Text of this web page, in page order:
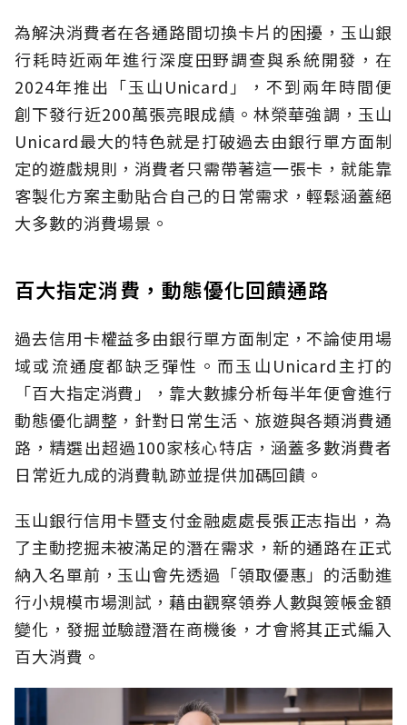
為解決消費者在各通路間切換卡片的困擾，玉山銀
行耗時近兩年進行深度田野調查與系統開發，在
2024年推出「玉山Unicard」，不到兩年時間便
創下發行近200萬張亮眼成績。林榮華強調，玉山
Unicard最大的特色就是打破過去由銀行單方面制
定的遊戲規則，消費者只需帶著這一張卡，就能靠
客製化方案主動貼合自己的日常需求，輕鬆涵蓋絕
大多數的消費場景。
百大指定消費，動態優化回饋通路
過去信用卡權益多由銀行單方面制定，不論使用場
域或流通度都缺乏彈性。而玉山Unicard主打的
「百大指定消費」，靠大數據分析每半年便會進行
動態優化調整，針對日常生活、旅遊與各類消費通
路，精選出超過100家核心特店，涵蓋多數消費者
日常近九成的消費軌跡並提供加碼回饋。
玉山銀行信用卡暨支付金融處處長張正志指出，為
了主動挖掘未被滿足的潛在需求，新的通路在正式
納入名單前，玉山會先透過「領取優惠」的活動進
行小規模市場測試，藉由觀察領券人數與簽帳金額
變化，發掘並驗證潛在商機後，才會將其正式編入
百大消費。